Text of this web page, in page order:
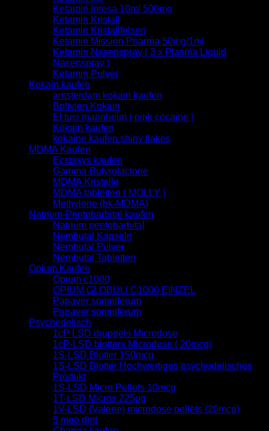
Ketamin Inresa 10ml 500mg
Ketamin Kristall
Ketamin Kristallfelsen
Ketamin Mission Pharma 50mg/1ml
Ketamin Nasenspray ( 3 x Plasma Liquid
Nasenspray )
Ketamin Pulver
Kokain kaufen
amsterdam kokain kaufen
Bolivien Kokain
El tusi mannheim ( pink cocaine )
Kokain kaufen
kokaine kaufen shiny flakes
MDMA Kaufen
Ecstasys kaufen
Gamma-Butyrolactone
MDMA Kristalle
MDMA tabletten ( MOLLY )
Methylone (bk-MDMA)
Natrium-Pentobarbital kaufen
Natrium pentobarbital
Nembutal Kapseln
Nembutal Pulver
Nembutal Tabletten
Opium Kaufen
Opium c1000
OPIUM GLOBULI C1000 EINZEL
Papaver somniferum
Papaver somniferum
Psychedelisch
1cP LSD druppels Microdose
1cP-LSD blotters Microdose ( 20mcg)
1S-LSD Blotter 150mcg
1S-LSD Blotter Hochwertiges psychedelisches
Produkt
1S-LSD Micro Pellets 10mcg
1T-LSD Micros 225μg
1V-LSD (Valerie) microdose pellets (20mcg)
5 meo dmt